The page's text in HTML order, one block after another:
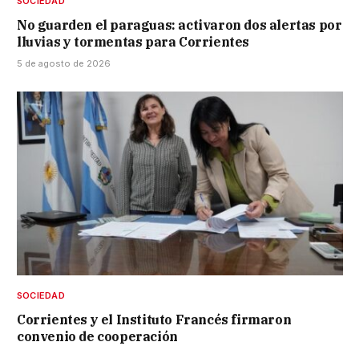
No guarden el paraguas: activaron dos alertas por
lluvias y tormentas para Corrientes
5 de agosto de 2026
SOCIEDAD
Corrientes y el Instituto Francés firmaron
convenio de cooperación